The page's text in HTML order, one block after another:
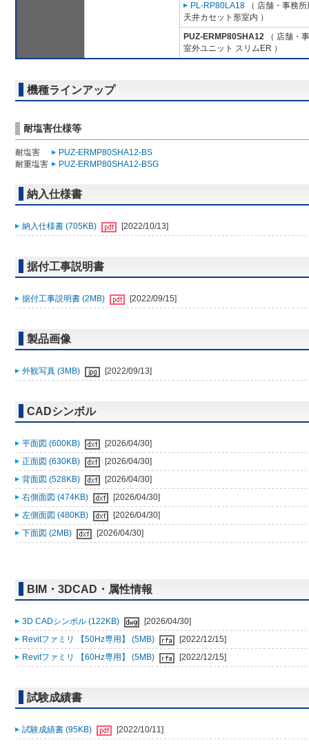
PL-RP80LA18 （ 店舗・事務
天井カセット形室内 ）
PUZ-ERMP80SHA12 （ 店舗・
室外ユニット スリムER ）
機種ラインアップ
耐塩害仕様等
耐塩害
PUZ-ERMP80SHA12-BS
耐重塩害
PUZ-ERMP80SHA12-BSG
納入仕様書
納入仕様書 (705KB) [2022/10/13]
据付工事説明書
据付工事説明書 (2MB) [2022/09/15]
製品画像
外観写真 (3MB) [2022/09/13]
CADシンボル
平面図 (600KB)
[2026/04/30]
正面図 (630KB)
[2026/04/30]
背面図 (528KB)
[2026/04/30]
右側面図 (474KB)
[2026/04/30]
左側面図 (480KB)
[2026/04/30]
下面図 (2MB)
[2026/04/30]
BIM・3DCAD・属性情報
3D CADシンボル (122KB)
[2026/04/30]
Revitファミリ 【50Hz専用】 (5MB)
[2022/12/15]
Revitファミリ 【60Hz専用】 (5MB)
[2022/12/15]
試験成績書
試験成績書 (95KB) [2022/10/11]